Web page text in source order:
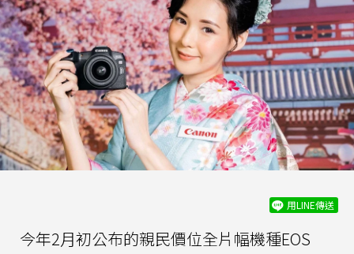
用LINE傳送
今年2月初公布的親民價位全片幅機種EOS